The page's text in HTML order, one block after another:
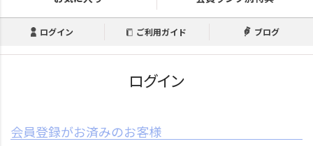
ログイン ご利用ガイド ブログ
ログイン
会員登録がお済みのお客様